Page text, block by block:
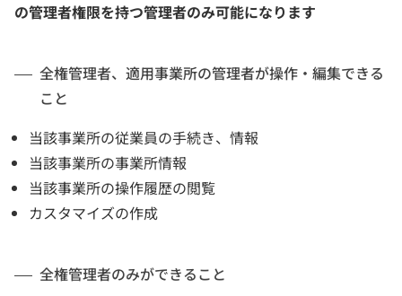
の管理者権限を持つ管理者のみ可能になります
全権管理者、適用事業所の管理者が操作・編集できる
こと
当該事業所の従業員の手続き、情報
当該事業所の事業所情報
当該事業所の操作履歴の閲覧
カスタマイズの作成
全権管理者のみができること